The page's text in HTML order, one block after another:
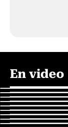
En video